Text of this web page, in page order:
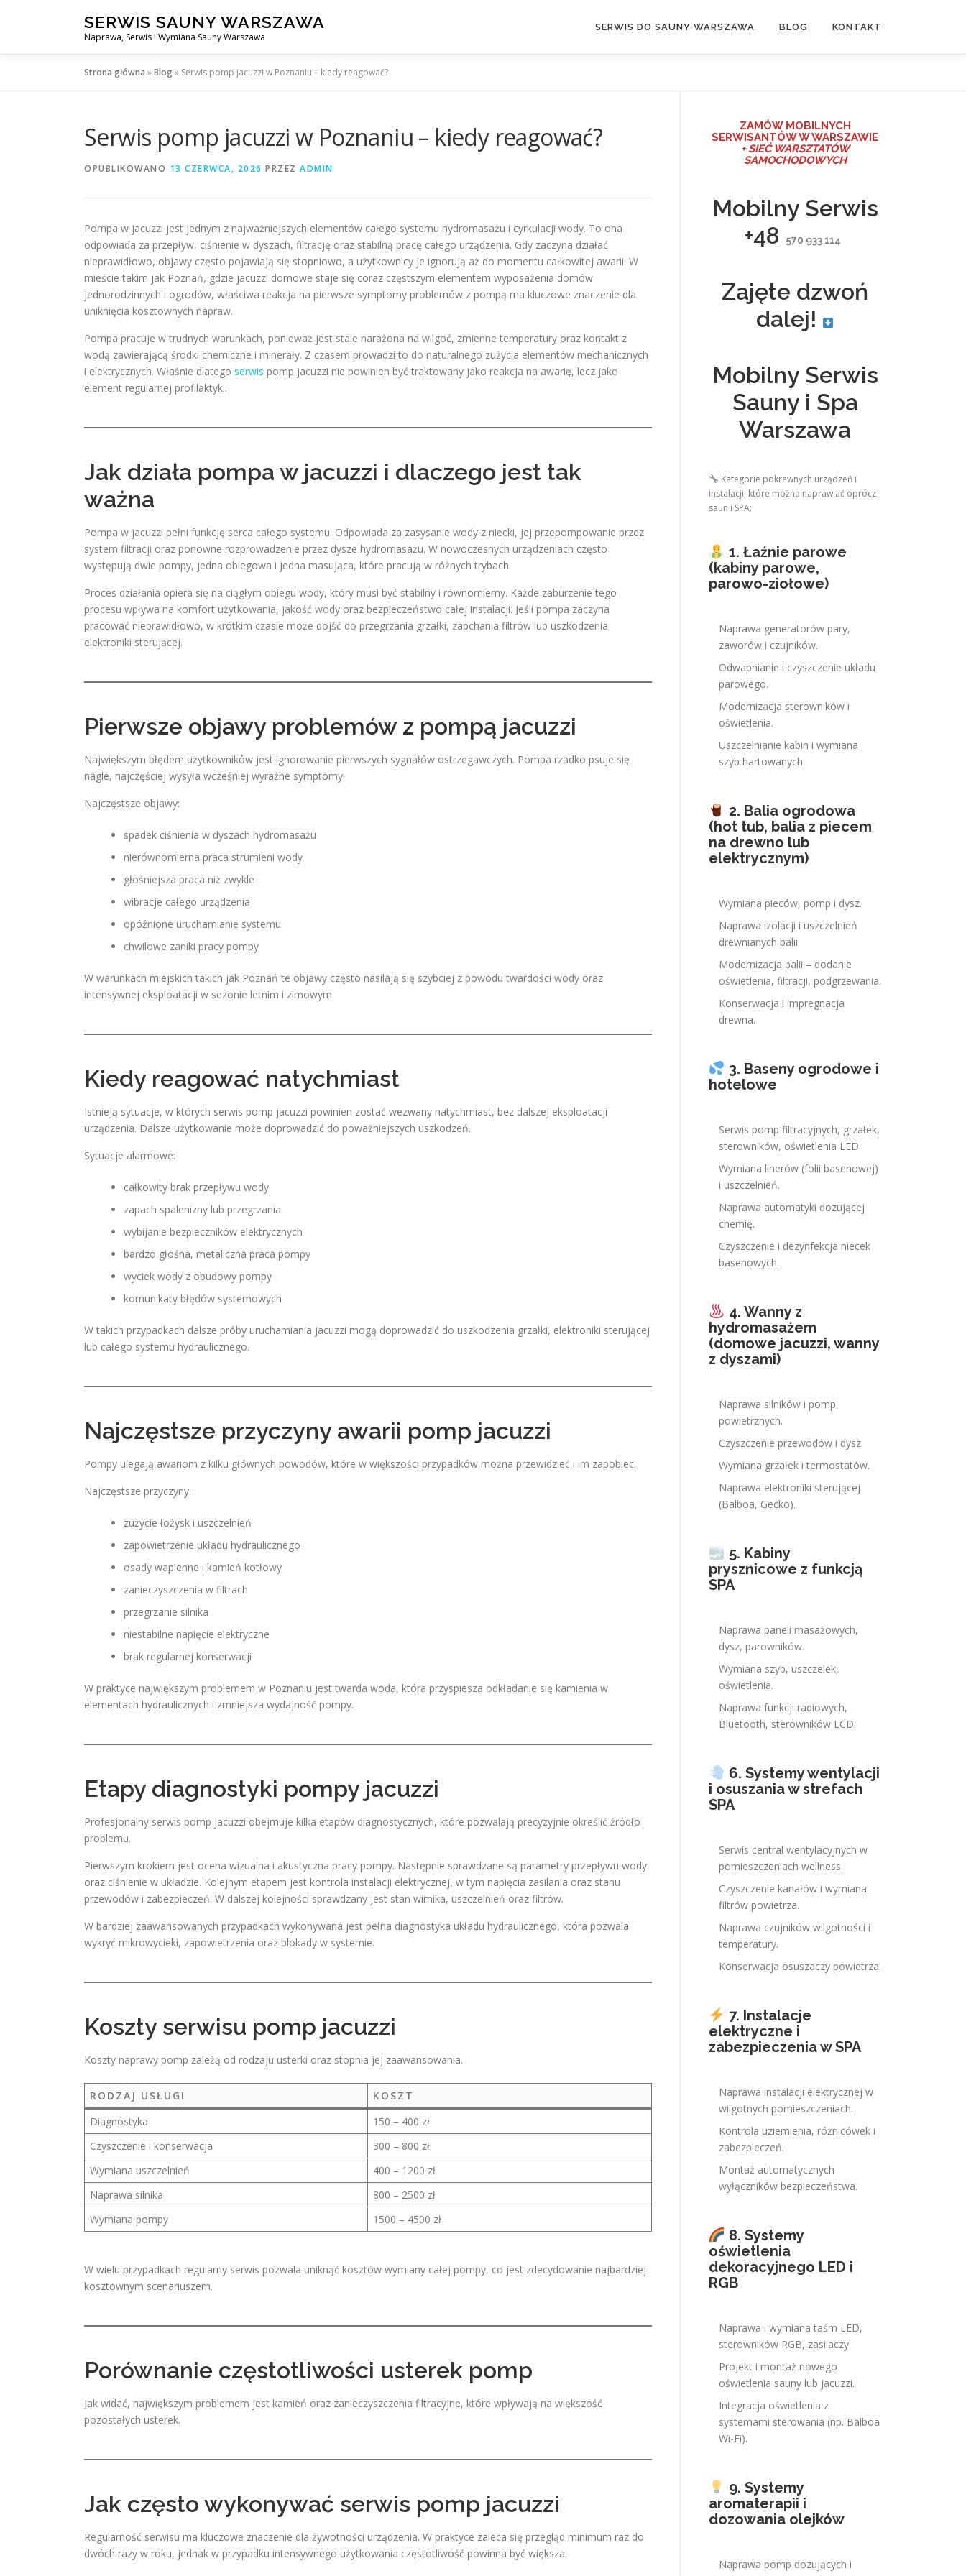
SERWIS SAUNY WARSZAWA
Naprawa, Serwis i Wymiana Sauny Warszawa
SERWIS DO SAUNY WARSZAWA BLOG KONTAKT
Strona główna »Blog» Serwis pomp jacuzzi w Poznaniu – kiedy reagować?
Serwis pomp jacuzzi w Poznaniu – kiedy reagować?
OPUBLIKOWANO 13 CZERWCA, 2026 PRZEZ ADMIN
Pompa w jacuzzi jest jednym z najważniejszych elementów całego systemu hydromasażu i cyrkulacji wody. To ona
odpowiada za przepływ, ciśnienie w dyszach, filtrację oraz stabilną pracę całego urządzenia. Gdy zaczyna działać
nieprawidłowo, objawy często pojawiają się stopniowo, a użytkownicy je ignorują aż do momentu całkowitej awarii. W
mieście takim jak Poznań, gdzie jacuzzi domowe staje się coraz częstszym elementem wyposażenia domów
jednorodzinnych i ogrodów, właściwa reakcja na pierwsze symptomy problemów z pompą ma kluczowe znaczenie dla
uniknięcia kosztownych napraw.
Pompa pracuje w trudnych warunkach, ponieważ jest stale narażona na wilgoć, zmienne temperatury oraz kontakt z
wodą zawierającą środki chemiczne i minerały. Z czasem prowadzi to do naturalnego zużycia elementów mechanicznych
i elektrycznych. Właśnie dlatego serwis pomp jacuzzi nie powinien być traktowany jako reakcja na awarię, lecz jako
element regularnej profilaktyki.
Jak działa pompa w jacuzzi i dlaczego jest tak
ważna
Pompa w jacuzzi pełni funkcję serca całego systemu. Odpowiada za zasysanie wody z niecki, jej przepompowanie przez
system filtracji oraz ponowne rozprowadzenie przez dysze hydromasażu. W nowoczesnych urządzeniach często
występują dwie pompy, jedna obiegowa i jedna masująca, które pracują w różnych trybach.
Proces działania opiera się na ciągłym obiegu wody, który musi być stabilny i równomierny. Każde zaburzenie tego
procesu wpływa na komfort użytkowania, jakość wody oraz bezpieczeństwo całej instalacji. Jeśli pompa zaczyna
pracować nieprawidłowo, w krótkim czasie może dojść do przegrzania grzałki, zapchania filtrów lub uszkodzenia
elektroniki sterującej.
Pierwsze objawy problemów z pompą jacuzzi
Największym błędem użytkowników jest ignorowanie pierwszych sygnałów ostrzegawczych. Pompa rzadko psuje się
nagle, najczęściej wysyła wcześniej wyraźne symptomy.
Najczęstsze objawy:
spadek ciśnienia w dyszach hydromasażu
nierównomierna praca strumieni wody
głośniejsza praca niż zwykle
wibracje całego urządzenia
opóźnione uruchamianie systemu
chwilowe zaniki pracy pompy
W warunkach miejskich takich jak Poznań te objawy często nasilają się szybciej z powodu twardości wody oraz
intensywnej eksploatacji w sezonie letnim i zimowym.
Kiedy reagować natychmiast
Istnieją sytuacje, w których serwis pomp jacuzzi powinien zostać wezwany natychmiast, bez dalszej eksploatacji
urządzenia. Dalsze użytkowanie może doprowadzić do poważniejszych uszkodzeń.
Sytuacje alarmowe:
całkowity brak przepływu wody
zapach spalenizny lub przegrzania
wybijanie bezpieczników elektrycznych
bardzo głośna, metaliczna praca pompy
wyciek wody z obudowy pompy
komunikaty błędów systemowych
W takich przypadkach dalsze próby uruchamiania jacuzzi mogą doprowadzić do uszkodzenia grzałki, elektroniki sterującej
lub całego systemu hydraulicznego.
Najczęstsze przyczyny awarii pomp jacuzzi
Pompy ulegają awariom z kilku głównych powodów, które w większości przypadków można przewidzieć i im zapobiec.
Najczęstsze przyczyny:
zużycie łożysk i uszczelnień
zapowietrzenie układu hydraulicznego
osady wapienne i kamień kotłowy
zanieczyszczenia w filtrach
przegrzanie silnika
niestabilne napięcie elektryczne
brak regularnej konserwacji
W praktyce największym problemem w Poznaniu jest twarda woda, która przyspiesza odkładanie się kamienia w
elementach hydraulicznych i zmniejsza wydajność pompy.
Etapy diagnostyki pompy jacuzzi
Profesjonalny serwis pomp jacuzzi obejmuje kilka etapów diagnostycznych, które pozwalają precyzyjnie określić źródło
problemu.
Pierwszym krokiem jest ocena wizualna i akustyczna pracy pompy. Następnie sprawdzane są parametry przepływu wody
oraz ciśnienie w układzie. Kolejnym etapem jest kontrola instalacji elektrycznej, w tym napięcia zasilania oraz stanu
przewodów i zabezpieczeń. W dalszej kolejności sprawdzany jest stan wirnika, uszczelnień oraz filtrów.
W bardziej zaawansowanych przypadkach wykonywana jest pełna diagnostyka układu hydraulicznego, która pozwala
wykryć mikrowycieki, zapowietrzenia oraz blokady w systemie.
Koszty serwisu pomp jacuzzi
Koszty naprawy pomp zależą od rodzaju usterki oraz stopnia jej zaawansowania.
RODZAJ USŁUGI
KOSZT
Diagnostyka
150 – 400 zł
Czyszczenie i konserwacja
300 – 800 zł
Wymiana uszczelnień
400 – 1200 zł
Naprawa silnika
800 – 2500 zł
Wymiana pompy
1500 – 4500 zł
W wielu przypadkach regularny serwis pozwala uniknąć kosztów wymiany całej pompy, co jest zdecydowanie najbardziej
kosztownym scenariuszem.
Porównanie częstotliwości usterek pomp
Jak widać, największym problemem jest kamień oraz zanieczyszczenia filtracyjne, które wpływają na większość
pozostałych usterek.
Jak często wykonywać serwis pomp jacuzzi
Regularność serwisu ma kluczowe znaczenie dla żywotności urządzenia. W praktyce zaleca się przegląd minimum raz do
dwóch razy w roku, jednak w przypadku intensywnego użytkowania częstotliwość powinna być większa.
ZAMÓW MOBILNYCH
SERWISANTÓW W WARSZAWIE
+ SIEĆ WARSZTATÓW
SAMOCHODOWYCH
Mobilny Serwis
+48
570 933 114
Zajęte dzwoń
dalej!
Mobilny Serwis
Sauny i Spa
Warszawa
Kategorie pokrewnych urządzeń i
instalacji, które można naprawiać oprócz
saun i SPA:
1. Łaźnie parowe
(kabiny parowe,
parowo-ziołowe)
Naprawa generatorów pary,
zaworów i czujników.
Odwapnianie i czyszczenie układu
parowego.
Modernizacja sterowników i
oświetlenia.
Uszczelnianie kabin i wymiana
szyb hartowanych.
2. Balia ogrodowa
(hot tub, balia z piecem
na drewno lub
elektrycznym)
Wymiana pieców, pomp i dysz.
Naprawa izolacji i uszczelnień
drewnianych balii.
Modernizacja balii – dodanie
oświetlenia, filtracji, podgrzewania.
Konserwacja i impregnacja
drewna.
3. Baseny ogrodowe i
hotelowe
Serwis pomp filtracyjnych, grzałek,
sterowników, oświetlenia LED.
Wymiana linerów (folii basenowej)
i uszczelnień.
Naprawa automatyki dozującej
chemię.
Czyszczenie i dezynfekcja niecek
basenowych.
4. Wanny z
hydromasażem
(domowe jacuzzi, wanny
z dyszami)
Naprawa silników i pomp
powietrznych.
Czyszczenie przewodów i dysz.
Wymiana grzałek i termostatów.
Naprawa elektroniki sterującej
(Balboa, Gecko).
5. Kabiny
prysznicowe z funkcją
SPA
Naprawa paneli masażowych,
dysz, parowników.
Wymiana szyb, uszczelek,
oświetlenia.
Naprawa funkcji radiowych,
Bluetooth, sterowników LCD.
6. Systemy wentylacji
i osuszania w strefach
SPA
Serwis central wentylacyjnych w
pomieszczeniach wellness.
Czyszczenie kanałów i wymiana
filtrów powietrza.
Naprawa czujników wilgotności i
temperatury.
Konserwacja osuszaczy powietrza.
7. Instalacje
elektryczne i
zabezpieczenia w SPA
Naprawa instalacji elektrycznej w
wilgotnych pomieszczeniach.
Kontrola uziemienia, różnicówek i
zabezpieczeń.
Montaż automatycznych
wyłączników bezpieczeństwa.
8. Systemy
oświetlenia
dekoracyjnego LED i
RGB
Naprawa i wymiana taśm LED,
sterowników RGB, zasilaczy.
Projekt i montaż nowego
oświetlenia sauny lub jacuzzi.
Integracja oświetlenia z
systemami sterowania (np. Balboa
Wi-Fi).
9. Systemy
aromaterapii i
dozowania olejków
Naprawa pomp dozujących i